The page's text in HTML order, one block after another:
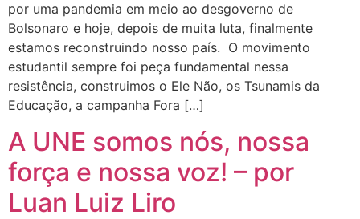
por uma pandemia em meio ao desgoverno de
Bolsonaro e hoje, depois de muita luta, finalmente
estamos reconstruindo nosso país. O movimento
estudantil sempre foi peça fundamental nessa
resistência, construimos o Ele Não, os Tsunamis da
Educação, a campanha Fora […]
A UNE somos nós, nossa
força e nossa voz! – por
Luan Luiz Liro